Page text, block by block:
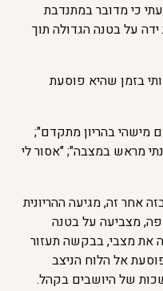
כי מדובר במתנדבת
על בטנה הגדולה תוך
בזמן שהיא פוסעת
מישהי בהריון מתקדם";
מראש במצבה"; "אסור לי
אחר זה, מגיעה ההריונית
פה, מצביעה על בטנה
את מצבי, בבקשה תעזור
אל הלוח הניצב
של היושבים בקהל.